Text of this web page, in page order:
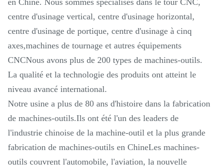
centre d'usinage vertical, centre d'usinage horizontal,
centre d'usinage de portique, centre d'usinage à cinq
axes,machines de tournage et autres équipements
CNCNous avons plus de 200 types de machines-outils.
La qualité et la technologie des produits ont atteint le
niveau avancé international.
Notre usine a plus de 80 ans d'histoire dans la fabrication
de machines-outils.Ils ont été l'un des leaders de
l'industrie chinoise de la machine-outil et la plus grande
fabrication de machines-outils en ChineLes machines-
outils couvrent l'automobile, l'aviation, la nouvelle